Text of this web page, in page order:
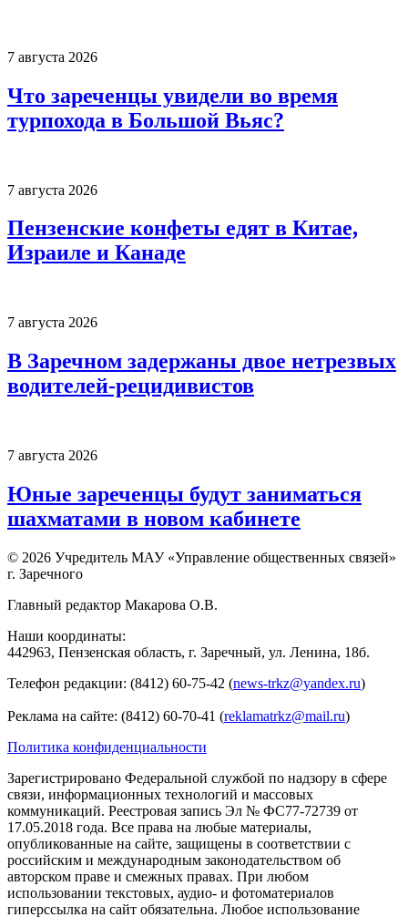
7 августа 2026
Что зареченцы увидели во время
турпохода в Большой Вьяс?
7 августа 2026
Пензенские конфеты едят в Китае,
Израиле и Канаде
7 августа 2026
В Заречном задержаны двое нетрезвых
водителей-рецидивистов
7 августа 2026
Юные зареченцы будут заниматься
шахматами в новом кабинете
© 2026 Учредитель МАУ «Управление общественных связей»
г. Заречного
Главный редактор Макарова О.В.
Наши координаты:
442963, Пензенская область, г. Заречный, ул. Ленина, 18б.
Телефон редакции: (8412) 60-75-42 (news-trkz@yandex.ru)
Реклама на сайте: (8412) 60-70-41 (reklamatrkz@mail.ru)
Политика конфиденциальности
Зарегистрировано Федеральной службой по надзору в сфере
связи, информационных технологий и массовых
коммуникаций. Реестровая запись Эл № ФС77-72739 от
17.05.2018 года. Все права на любые материалы,
опубликованные на сайте, защищены в соответствии с
российским и международным законодательством об
авторском праве и смежных правах. При любом
использовании текстовых, аудио- и фотоматериалов
гиперссылка на сайт обязательна. Любое использование